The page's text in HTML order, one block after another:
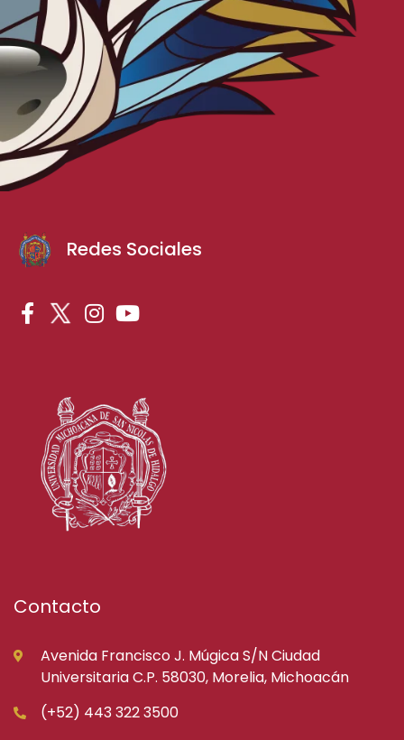
Redes Sociales
Contacto
Avenida Francisco J. Múgica S/N Ciudad
Universitaria C.P. 58030, Morelia, Michoacán
(+52) 443 322 3500